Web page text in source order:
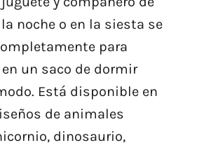
noche o en la siesta se
para
un saco de dormir
Está disponible en
de animales
dinosaurio,